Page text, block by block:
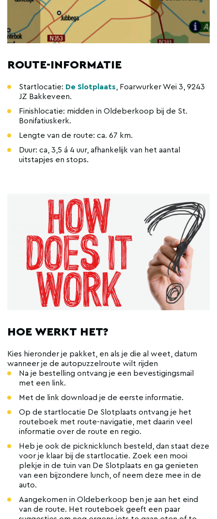
ROUTE-INFORMATIE
Startlocatie: De Slotplaats , Foarwurker Wei 3, 9243
JZ Bakkeveen.
Finishlocatie: midden in Oldeberkoop bij de St.
Bonifatiuskerk.
Lengte van de route: ca. 67 km.
Duur: ca, 3,5 á 4 uur, afhankelijk van het aantal
uitstapjes en stops.
HOE WERKT HET?
Kies hieronder je pakket, en als je die al weet, datum
wanneer je de autopuzzelroute wilt rijden
Na je bestelling ontvang je een bevestigingsmail
met een link.
Met de link download je de eerste informatie.
Op de startlocatie De Slotplaats ontvang je het
routeboek met route-navigatie, met daarin veel
informatie over de route en regio.
Heb je ook de picknicklunch besteld, dan staat deze
voor je klaar bij de startlocatie. Zoek een mooi
plekje in de tuin van De Slotplaats en ga genieten
van een bijzondere lunch, of neem deze mee in de
auto.
Aangekomen in Oldeberkoop ben je aan het eind
van de route. Het routeboek geeft een paar